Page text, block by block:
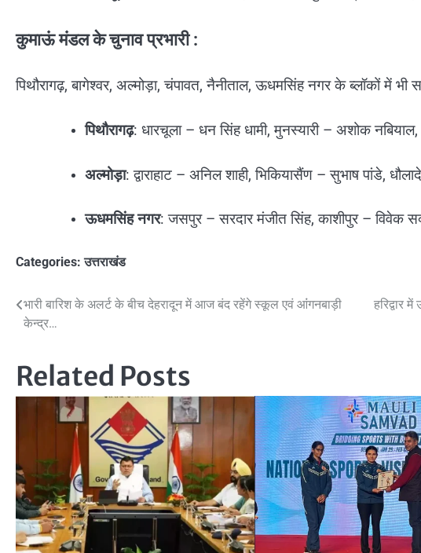
कुमाऊं मंडल के चुनाव प्रभारी :
पिथौरागढ़, बागेश्वर, अल्मोड़ा, चंपावत, नैनीताल, ऊधमसिंह नगर के ब्लॉकों में भी
पिथौरागढ़: धारचूला – धन सिंह धामी, मुनस्यारी – अशोक
अल्मोड़ा: द्वाराहाट – अनिल शाही, भिकियासैंण – सुभाष पांडे,
ऊधमसिंह नगर: जसपुर – सरदार मंजीत सिंह, काशीपुर – विवेक
Categories:उत्तराखंड
Post
navigation
भारी बारिश के अलर्ट के बीच देहरादून में आज बंद रहेंगे स्कूल एवं आंंगनबाड़ी
केन्द्र…
हरिद्वार
Related Posts